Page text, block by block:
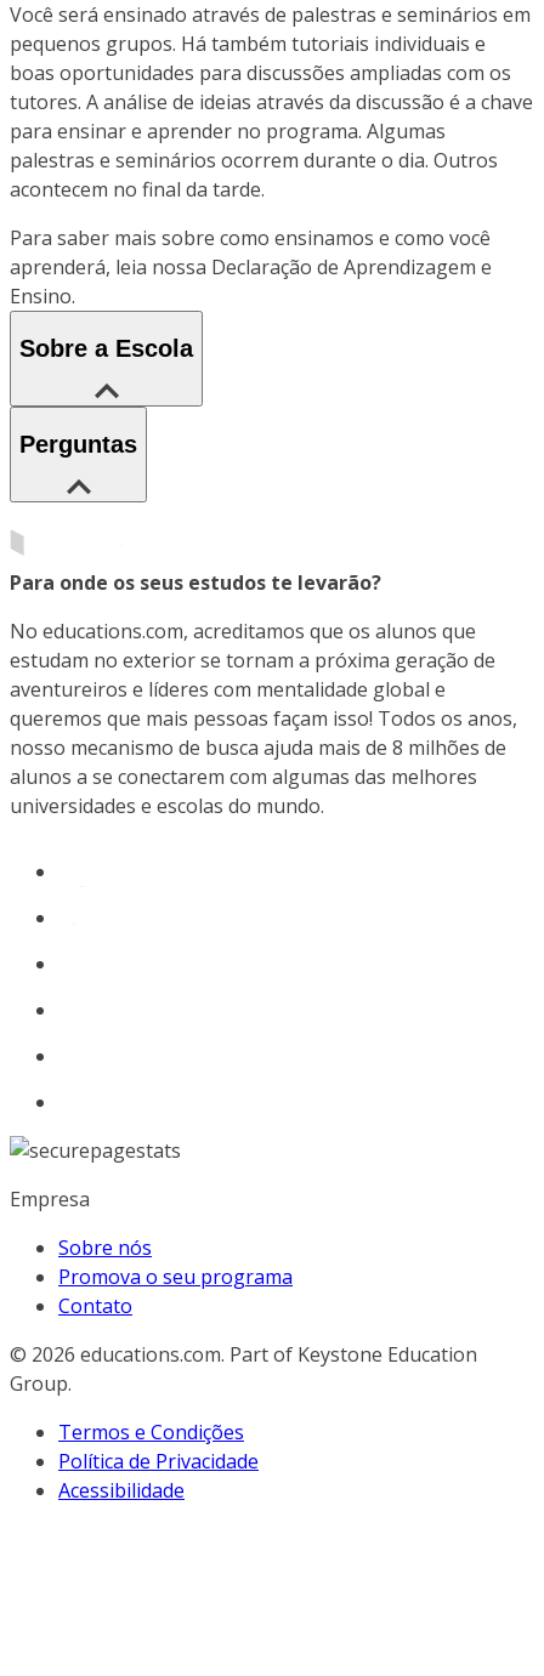
Você será ensinado através de palestras e seminários em
pequenos grupos. Há também tutoriais individuais e
boas oportunidades para discussões ampliadas com os
tutores. A análise de ideias através da discussão é a chave
para ensinar e aprender no programa. Algumas
palestras e seminários ocorrem durante o dia. Outros
acontecem no final da tarde.
Para saber mais sobre como ensinamos e como você
aprenderá, leia nossa Declaração de Aprendizagem e
Ensino.
Sobre a Escola
Perguntas
Para onde os seus estudos te levarão?
No educations.com, acreditamos que os alunos que
estudam no exterior se tornam a próxima geração de
aventureiros e líderes com mentalidade global e
queremos que mais pessoas façam isso! Todos os anos,
nosso mecanismo de busca ajuda mais de 8 milhões de
alunos a se conectarem com algumas das melhores
universidades e escolas do mundo.
Empresa
Sobre nós
Promova o seu programa
Contato
© 2026 educations.com. Part of Keystone Education
Group.
Termos e Condições
Política de Privacidade
Acessibilidade